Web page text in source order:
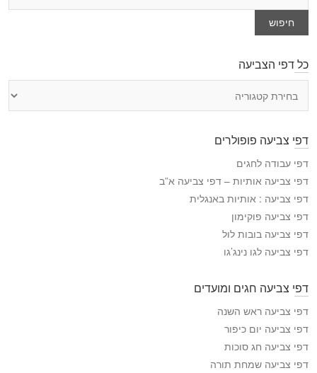
חיפוש
כל דפי הצביעה
י
ה
צ
י
ע
ה
דפי צביעה פופולרים
דפי עבודה לחגים
דפי צביעה אותיות – דפי צביעה א”ב
דפי צביעה : אותיות באנגלית
דפי צביעה פוקימון
דפי צביעה בובות לול
דפי צביעה לגו נינג’גו
דפי צביעה חגים ומועדים
דפי צביעה ראש השנה
דפי צביעה יום כיפור
דפי צביעה חג סוכות
דפי צביעה שמחת תורה